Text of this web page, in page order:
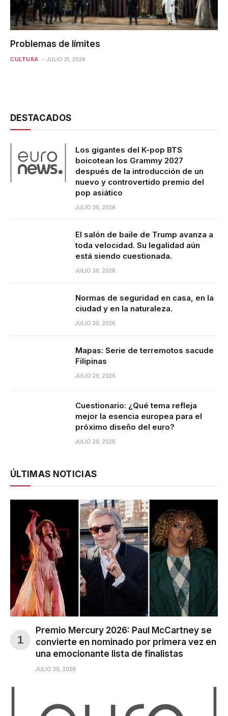
Problemas de límites
CULTURA JULIO 21, 2026
DESTACADOS
Los gigantes del K-pop BTS
boicotean los Grammy 2027
después de la introducción de un
nuevo y controvertido premio del
pop asiático
JULIO 30, 2026
El salón de baile de Trump avanza a
toda velocidad. Su legalidad aún
está siendo cuestionada.
JULIO 30, 2026
Normas de seguridad en casa, en la
ciudad y en la naturaleza.
JULIO 30, 2026
Mapas: Serie de terremotos sacude
Filipinas
JULIO 29, 2026
Cuestionario: ¿Qué tema refleja
mejor la esencia europea para el
próximo diseño del euro?
JULIO 29, 2026
ÚLTIMAS NOTICIAS
Premio Mercury 2026: Paul McCartney se
convierte en nominado por primera vez en
una emocionante lista de finalistas
JULIO 30, 2026